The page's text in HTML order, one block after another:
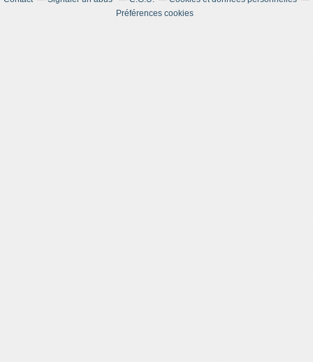
Préférences cookies